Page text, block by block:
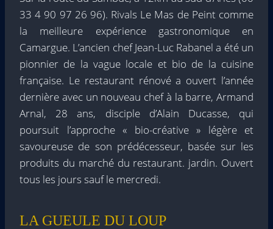
33 4 90 97 26 96). Rivals Le Mas de Peint comme
la meilleure expérience gastronomique en
Camargue. L’ancien chef Jean-Luc Rabanel a été un
pionnier de la vague locale et bio de la cuisine
française. Le restaurant rénové a ouvert l’année
dernière avec un nouveau chef à la barre, Armand
Arnal, 28 ans, disciple d’Alain Ducasse, qui
poursuit l’approche « bio-créative » légère et
savoureuse de son prédécesseur, basée sur les
produits du marché du restaurant. jardin. Ouvert
tous les jours sauf le mercredi.
LA GUEULE DU LOUP